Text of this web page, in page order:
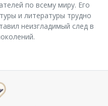
по всему миру. Его
и литературы трудно
неизгладимый след в